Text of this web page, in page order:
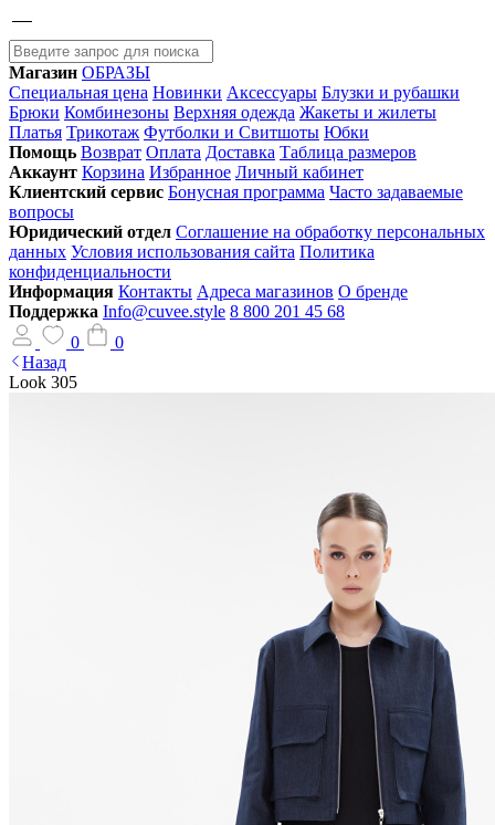
Магазин ОБРАЗЫ
Специальная цена Новинки Аксессуары Блузки и рубашки
Брюки Комбинезоны Верхняя одежда Жакеты и жилеты
Платья Трикотаж Футболки и Свитшоты Юбки
Помощь Возврат Оплата Доставка Таблица размеров
Аккаунт Корзина Избранное Личный кабинет
Клиентский сервис Бонусная программа Часто задаваемые
вопросы
Юридический отдел Соглашение на обработку персональных
данных Условия использования сайта Политика
конфиденциальности
Информация Контакты Адреса магазинов О бренде
Поддержка Info@cuvee.style 8 800 201 45 68
0
0
Назад
Look 305